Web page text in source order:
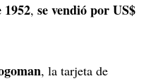
, se vendió por US$
, la tarjeta de